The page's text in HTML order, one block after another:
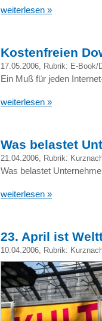
weiterlesen »
Kostenfreien
17.05.2006 , Rubrik: E-Book/
Ein Muß für jeden
weiterlesen »
Was belastet
21.04.2006 , Rubrik:
Was belastet
weiterlesen »
23. April ist
10.04.2006 , Rubrik: